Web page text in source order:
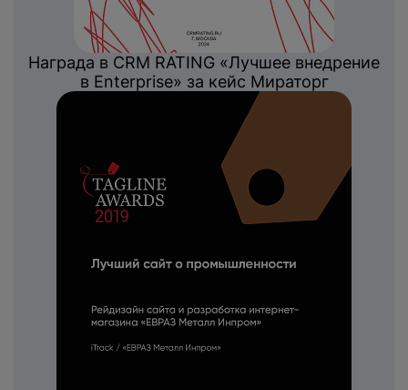
Награда в CRM RATING «Лучшее внедрение
в Enterprise» за кейс Мираторг